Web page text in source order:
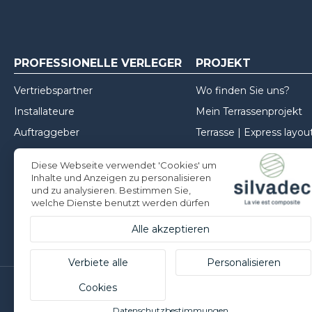
PROFESSIONELLE VERLEGER
Vertriebspartner
Installateure
Auftraggeber
PROJEKT
Wo finden Sie uns?
Mein Terrassenprojekt
Terrasse | Express
Mein Zaunprojekt
Mein Projekt für die
Inspirationen
Tipps zur Installation
Silvadec Deutschland
Diese Webseite verwendet 'Cookies' um
Inhalte und Anzeigen zu personalisieren
und zu analysieren. Bestimmen Sie,
welche Dienste benutzt werden dürfen
Alle akzeptieren
Verbiete alle
Cookies
Personalisieren